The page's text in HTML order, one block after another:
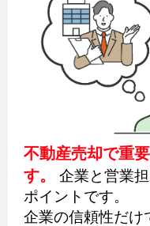
不動産売却で重
す。
企業と営業
ポイントです。
企業の信頼性だけ